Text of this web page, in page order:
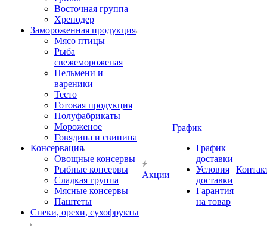
Восточная группа
Хренодер
Замороженная продукция
Мясо птицы
Рыба
свежемороженая
Пельмени и
вареники
Тесто
Готовая продукция
Полуфабрикаты
Мороженое
Говядина и свинина
Консервация
Овощные консервы
Рыбные консервы
Сладкая группа
Мясные консервы
Паштеты
Снеки, орехи, сухофрукты
Акции
График
График
доставки
Условия
доставки
Гарантия
на товар